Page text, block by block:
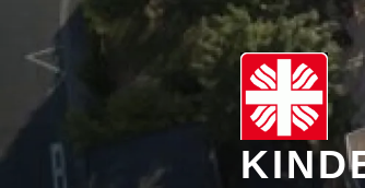
springen